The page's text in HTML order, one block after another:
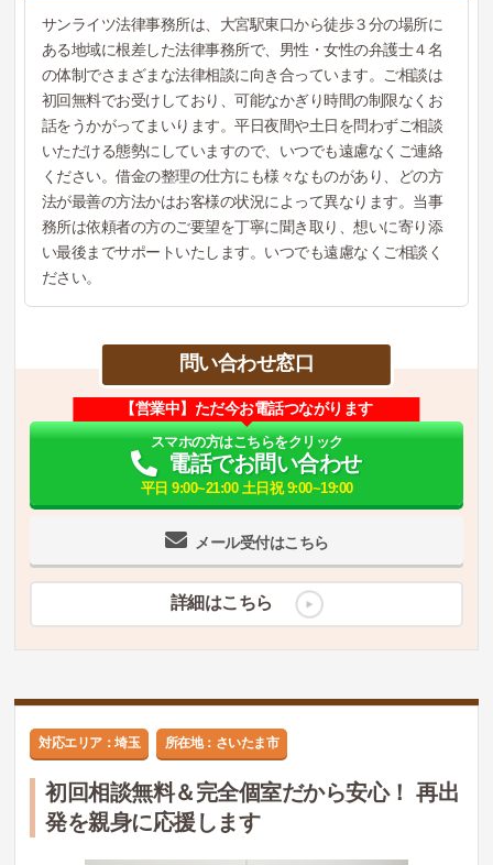
サンライツ法律事務所は、大宮駅東口から徒歩３分の場所に
ある地域に根差した法律事務所で、男性・女性の弁護士４名
の体制でさまざまな法律相談に向き合っています。ご相談は
初回無料でお受けしており、可能なかぎり時間の制限なくお
話をうかがってまいります。平日夜間や土日を問わずご相談
いただける態勢にしていますので、いつでも遠慮なくご連絡
ください。借金の整理の仕方にも様々なものがあり、どの方
法が最善の方法かはお客様の状況によって異なります。当事
務所は依頼者の方のご要望を丁寧に聞き取り、想いに寄り添
い最後までサポートいたします。いつでも遠慮なくご相談く
ださい。
問い合わせ窓口
メール受付はこちら
【営業中】ただ今お電話つながります
スマホの方はこちらをクリック
電話でお問い合わせ
平日 9:00~21:00 土日祝 9:00~19:00
詳細はこちら
対応エリア：埼玉 所在地：さいたま市
初回相談無料＆完全個室だから安心！ 再出
発を親身に応援します